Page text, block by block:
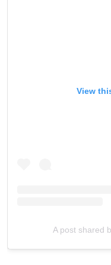
View
A post shared